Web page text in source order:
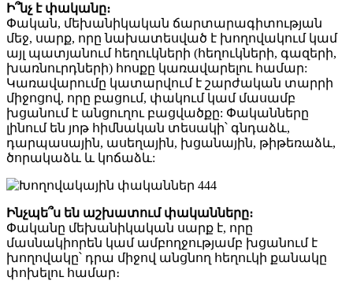
Ի՞նչ է փականը։
Փական, մեխանիկական ճարտարագիտության
մեջ, սարք, որը նախատեսված է խողովակում կամ
այլ պատյանում հեղուկների (հեղուկների, գազերի,
խառնուրդների) հոսքը կառավարելու համար:
Կառավարումը կատարվում է շարժական տարրի
միջոցով, որը բացում, փակում կամ մասամբ
խցանում է անցուղու բացվածքը: Փականները
լինում են յոթ հիմնական տեսակի՝ գնդաձև,
դարպասային, ասեղային, խցանային, թիթեռաձև,
ծորակաձև և կոճաձև:
Ինչպե՞ս են աշխատում փականները։
Փականը մեխանիկական սարք է, որը
մասնակիորեն կամ ամբողջությամբ խցանում է
խողովակը՝ դրա միջով անցնող հեղուկի քանակը
փոխելու համար։